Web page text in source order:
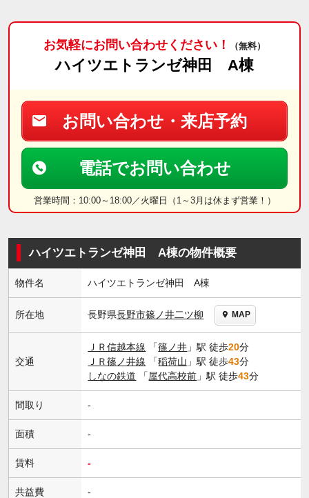
お気軽にお問い合わせください！ （無料）
ハイツエトランゼ神田 A棟
お問い合わせ・来店予約
電話でお問い合わせ
営業時間：10:00～18:00／火曜日（1～3月は休まず営業！）
ハイツエトランゼ神田 A棟の物件概要
物件名 ハイツエトランゼ神田 A棟
所在地 長野県長野市篠ノ井二ツ柳 MAP
交通
ＪＲ信越本線 「篠ノ井 」駅 徒歩20分
ＪＲ篠ノ井線 「稲荷山 」駅 徒歩43分
しなの鉄道 「屋代高校前 」駅 徒歩43分
間取り -
面積 -
賃料 -
共益費 -